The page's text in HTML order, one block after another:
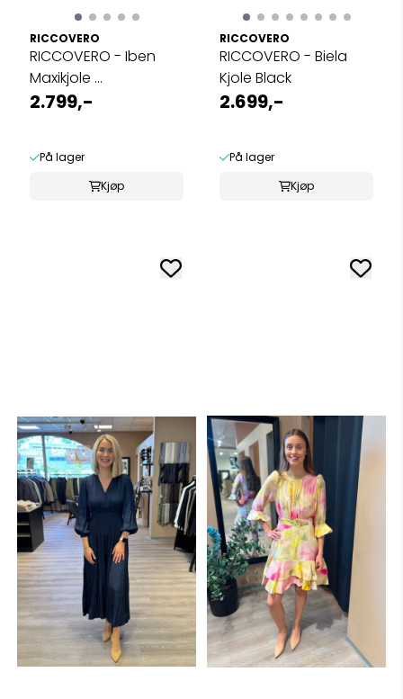
RICCOVERO
RICCOVERO - Iben
Maxikjole ...
2.799,-
På lager
Kjøp
RICCOVERO
RICCOVERO - Biela
Kjole Black
2.699,-
På lager
Kjøp